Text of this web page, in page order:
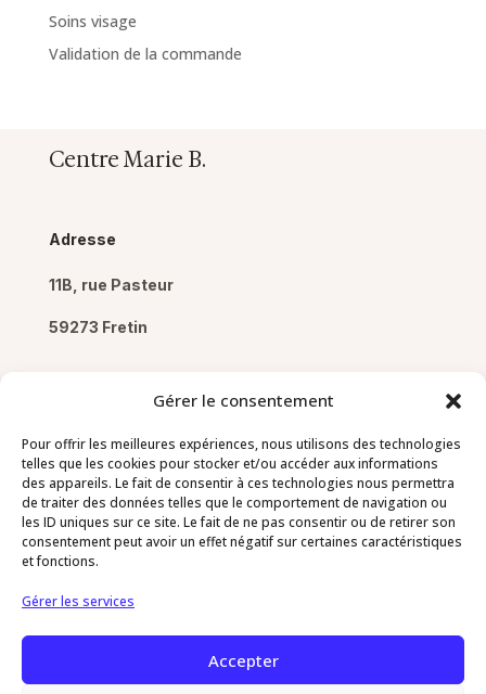
Gérer le consentement
Pour offrir les meilleures expériences, nous utilisons des technologies
telles que les cookies pour stocker et/ou accéder aux informations
des appareils. Le fait de consentir à ces technologies nous permettra
de traiter des données telles que le comportement de navigation ou
les ID uniques sur ce site. Le fait de ne pas consentir ou de retirer son
consentement peut avoir un effet négatif sur certaines caractéristiques
et fonctions.
Gérer les services
Accepter
Soins visage
Validation de la commande
Centre Marie B.
Adresse
11B, rue Pasteur
59273 Fretin
Pages
Mentions légales
Politique de confidentialité
Politique de cookies